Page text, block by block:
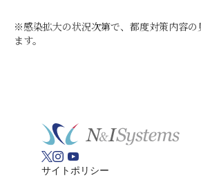
※感染拡大の状況次第で、都度対策内容の
ます。
サイトポリシー